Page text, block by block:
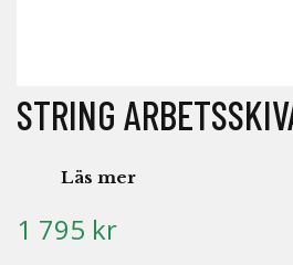
STRING
Läs mer
1 795 kr